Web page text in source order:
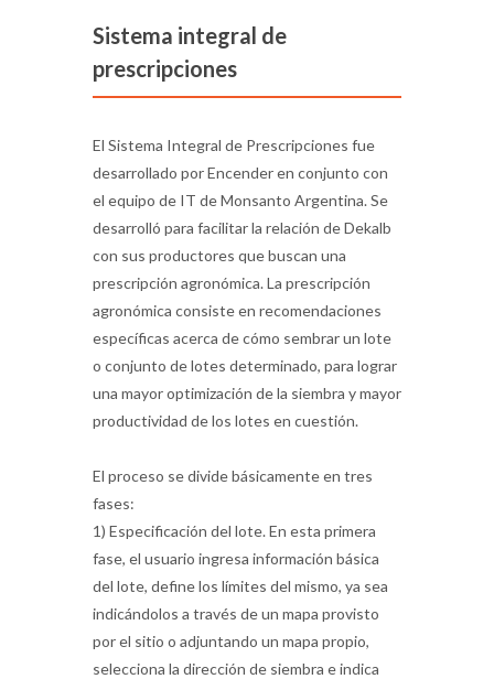
Sistema integral de
prescripciones
El Sistema Integral de Prescripciones fue
desarrollado por Encender en conjunto con
el equipo de IT de Monsanto Argentina. Se
desarrolló para facilitar la relación de Dekalb
con sus productores que buscan una
prescripción agronómica. La prescripción
agronómica consiste en recomendaciones
específicas acerca de cómo sembrar un lote
o conjunto de lotes determinado, para lograr
una mayor optimización de la siembra y mayor
productividad de los lotes en cuestión.
El proceso se divide básicamente en tres
fases:
1) Especificación del lote. En esta primera
fase, el usuario ingresa información básica
del lote, define los límites del mismo, ya sea
indicándolos a través de un mapa provisto
por el sitio o adjuntando un mapa propio,
selecciona la dirección de siembra e indica